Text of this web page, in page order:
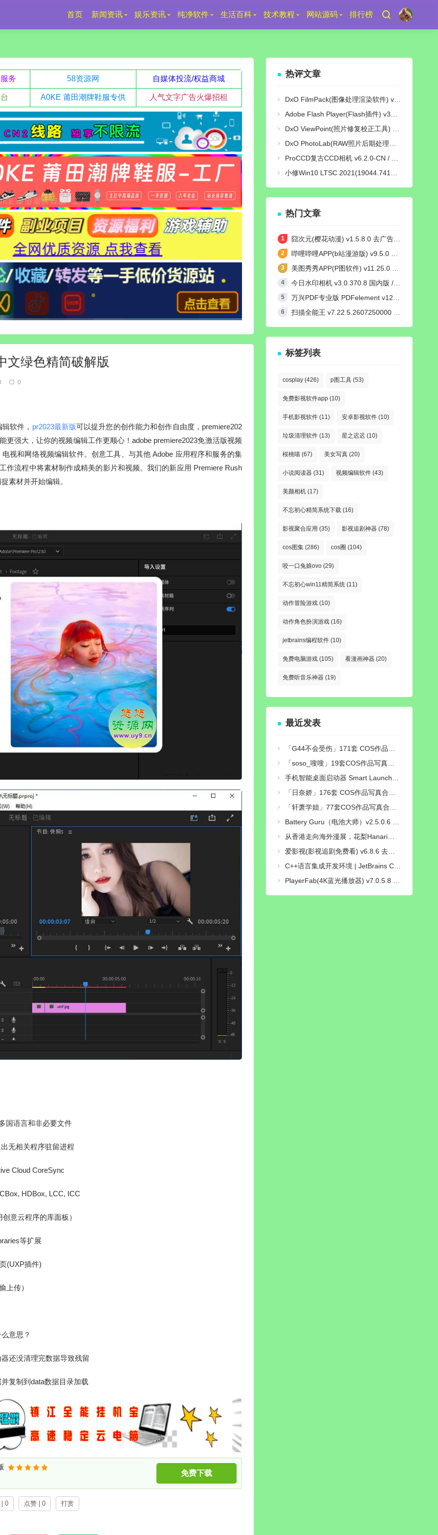
首页 新闻资讯 娱乐资讯 纯净软件 生活百科 技术教程 网站源码 排行榜
务 58资源网 自媒体投流/权益商城
A0KE 莆田潮牌鞋服专供 人气文字广告火爆招租
文绿色精简破解版
0
软件， pr2023最新版可以提升您的创作能力和创作自由度，premiere202
强大，让你的视频编辑工作更顺心！adobe premiere2023免激活版视频
视和网络视频编辑软件。创意工具、与其他 Adobe 应用程序和服务的集
作流程中将素材制作成精美的影片和视频。我们的新应用 Premiere Rush
素材并开始编辑。
国语言和非必要文件
无相关程序驻留进程
Cloud CoreSync
HDBox, LCC, ICC
意云程序的库面板）
等扩展
(UXP插件)
上传）
意思？
还没清理完数据导致残留
复制到data数据目录加载
免费下载
0 点赞 | 0 打赏
热评文章
DxO FilmPack(图像处理渲染软件) v7.25.0 Build 29 中文绿色激活版
Adobe Flash Player(Flash插件) v34.0.0.380 纯净版
DxO ViewPoint(照片修复校正工具) v5.15.0 Build 31 中文绿色便携版
DxO PhotoLab(RAW照片后期处理软件) v9.10 Build 736 中文激活版
ProCCD复古CCD相机 v6.2.0-CN / v3.9.1-GP 解锁终身pro会员版
小修Win10 LTSC 2021(19044.7417) [轻度精简版/极限精简版]
热门文章
囧次元(樱花动漫) v1.5.8.0 去广告纯净版
哔哩哔哩APP(b站漫游版) v9.5.0 哔哩漫游去广告解除版权受限
美图秀秀APP(P图软件) v11.25.0 去广告永久VIP解锁版
今日水印相机 v3.0.370.8 国内版 / v4.2.3 国际版 Timemark高级VIP会员解锁版
万兴PDF专业版 PDFelement v12.1.24 中文绿色完整版
扫描全能王 v7.22.5.2607250000 高级VIP会员解锁版
标签列表
cosplay (426) p图工具 (53)
免费影视软件app (10)
手机影视软件 (11) 安卓影视软件 (10)
垃圾清理软件 (13) 星之迟迟 (10)
桜桃喵 (67) 美女写真 (20)
小说阅读器 (31) 视频编辑软件 (43)
美颜相机 (17)
不忘初心精简系统下载 (16)
影视聚合应用 (35) 影视追剧神器 (78)
cos图集 (286) cos圈 (104)
咬一口兔娘ovo (29)
不忘初心win11精简系统 (11)
动作冒险游戏 (10)
动作角色扮演游戏 (16)
jetbrains编程软件 (10)
免费电脑游戏 (105) 看漫画神器 (20)
免费听音乐神器 (19)
最近发表
「G44不会受伤」171套 COS作品写真合集[持续更新],独特可爱的二次元小仙女，让你的心跳加速！
「soso_嗖嗖」19套COS作品写真合集[持续更新]，甜美系Coser作品与社交账号介绍
手机智能桌面启动器 Smart Launcher Pro 6 v6.6 b015 付费高级版
「日奈娇」176套 COS作品写真合集[持续更新] ，用无敌童颜的魅力征服了无数粉丝的心
「轩萧学姐」77套COS作品写真合集[持续更新]，演绎二次元梦想的使者
Battery Guru（电池大师）v2.5.0.6 build 723 去广告付费汉化解锁版
从香港走向海外漫展，花梨Hanari如何打造自己的Cosplay个人品牌？
爱影视(影视追剧免费看) v6.8.6 去广告纯净版
C++语言集成开发环境 | JetBrains CLion v2026.2.0 直装激活版
PlayerFab(4K蓝光播放器) v7.0.5.8 绿色便携版